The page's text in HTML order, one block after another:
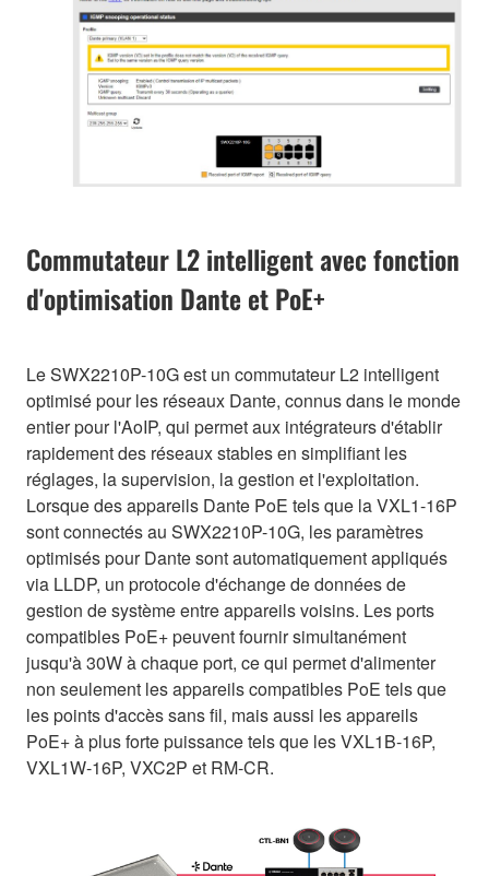
Commutateur L2 intelligent avec fonction
d'optimisation Dante et PoE+
Le SWX2210P-10G est un commutateur L2 intelligent
optimisé pour les réseaux Dante, connus dans le monde
entier pour l'AoIP, qui permet aux intégrateurs d'établir
rapidement des réseaux stables en simplifiant les
réglages, la supervision, la gestion et l'exploitation.
Lorsque des appareils Dante PoE tels que la VXL1-16P
sont connectés au SWX2210P-10G, les paramètres
optimisés pour Dante sont automatiquement appliqués
via LLDP, un protocole d'échange de données de
gestion de système entre appareils voisins. Les ports
compatibles PoE+ peuvent fournir simultanément
jusqu'à 30W à chaque port, ce qui permet d'alimenter
non seulement les appareils compatibles PoE tels que
les points d'accès sans fil, mais aussi les appareils
PoE+ à plus forte puissance tels que les VXL1B-16P,
VXL1W-16P, VXC2P et RM-CR.